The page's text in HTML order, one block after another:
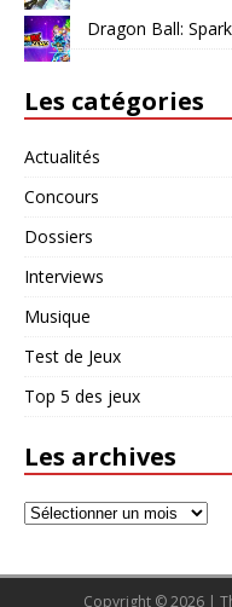
Dragon Ball:
Les catégories
Actualités
Concours
Dossiers
Interviews
Musique
Test de Jeux
Top 5 des jeux
Les archives
Copyright © 2026 |